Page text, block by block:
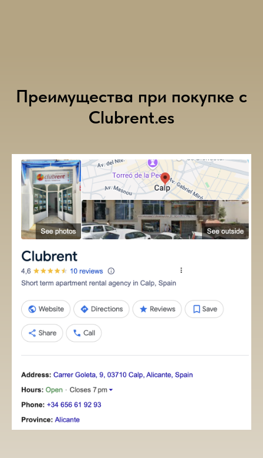
Преимущества при покупке с
Clubrent.es